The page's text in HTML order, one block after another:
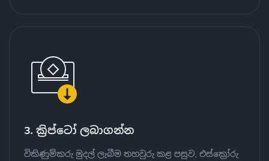
3. ක්‍රිප්ටෝ ලබාගන්න
විකිණුම්කරු මුදල් ලැබීම තහවුරු කළ පසුව, එස්ක්‍රෝරු